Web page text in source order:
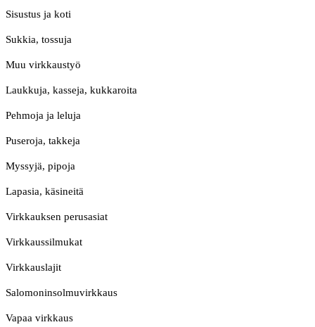
Sisustus ja koti
Sukkia, tossuja
Muu virkkaustyö
Laukkuja, kasseja, kukkaroita
Pehmoja ja leluja
Puseroja, takkeja
Myssyjä, pipoja
Lapasia, käsineitä
Virkkauksen perusasiat
Virkkaussilmukat
Virkkauslajit
Salomoninsolmuvirkkaus
Vapaa virkkaus